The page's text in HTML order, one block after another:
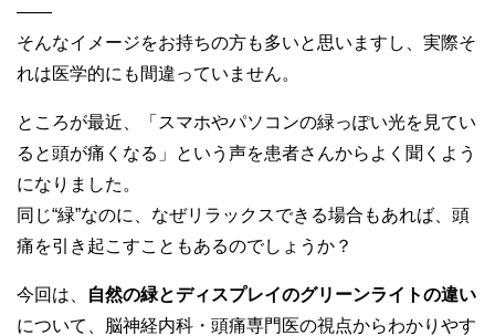
——
そんなイメージをお持ちの方も多いと思いますし、実際そ
れは医学的にも間違っていません。
ところが最近、「スマホやパソコンの緑っぽい光を見てい
ると頭が痛くなる」という声を患者さんからよく聞くよう
になりました。
同じ“緑”なのに、なぜリラックスできる場合もあれば、頭
痛を引き起こすこともあるのでしょうか？
今回は、
自然の緑とディスプレイのグリーンライトの違い
について、脳神経内科・頭痛専門医の視点からわかりやす